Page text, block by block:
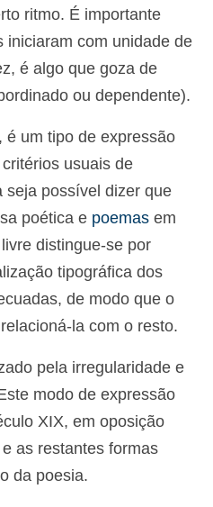
ritmo. É importante
iniciaram com unidade de
é algo que goza de
ou dependente).
é um tipo de expressão
usuais de
seja possível dizer que
poética e poemas em
distingue-se por
tipográfica dos
de modo que o
la com o resto.
pela irregularidade e
modo de expressão
XIX, em oposição
e as restantes formas
da poesia.